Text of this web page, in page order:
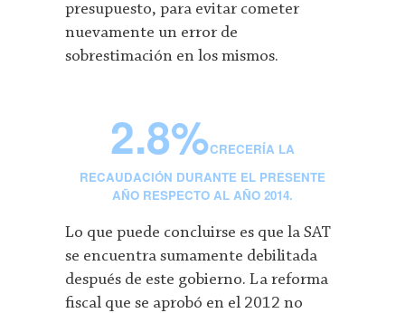
presupuesto, para evitar cometer
nuevamente un error de
sobrestimación en los mismos.
2.8%CRECERÍA LA
RECAUDACIÓN DURANTE EL PRESENTE
AÑO RESPECTO AL AÑO 2014.
Lo que puede concluirse es que la SAT
se encuentra sumamente debilitada
después de este gobierno. La reforma
fiscal que se aprobó en el 2012 no